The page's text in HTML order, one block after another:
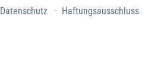
Datenschutz
Haftungsausschluss